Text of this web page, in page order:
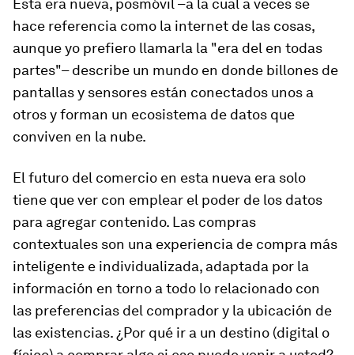
Esta era nueva, posmóvil –a la cual a veces se
hace referencia como la internet de las cosas,
aunque yo prefiero llamarla la "era del en todas
partes"– describe un mundo en donde billones de
pantallas y sensores están conectados unos a
otros y forman un ecosistema de datos que
conviven en la nube.
El futuro del comercio en esta nueva era solo
tiene que ver con emplear el poder de los datos
para agregar contenido. Las compras
contextuales son una experiencia de compra más
inteligente e individualizada, adaptada por la
información en torno a todo lo relacionado con
las preferencias del comprador y la ubicación de
las existencias. ¿Por qué ir a un destino (digital o